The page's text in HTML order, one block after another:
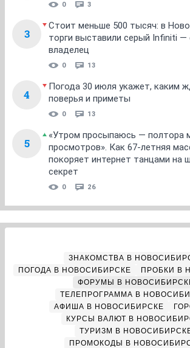
0 3
3
Стоит меньше 500 тысяч: в
торги выставили серый Infiniti —
владелец
0 13
4
Погода 30 июля укажет, каким
поверья и приметы
0 13
5
«Утром просыпаюсь — полтора
просмотров». Как 67-летняя
покоряет интернет танцами на
секрет
0 26
ЗНАКОМСТВА В
ПОГОДА В НОВОСИБИРСКЕ
ПРОБКИ В
ФОРУМЫ В
ТЕЛЕПРОГРАММА В
АФИША В НОВОСИБИРСКЕ
КУРСЫ ВАЛЮТ В
ТУРИЗМ В
ПРОМОКОДЫ В